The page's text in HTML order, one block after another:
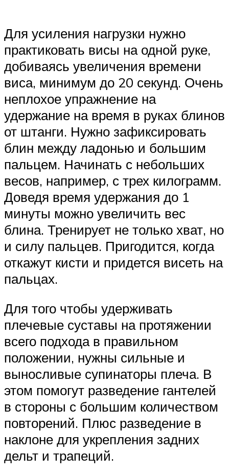
Для усиления нагрузки нужно
практиковать висы на одной руке,
добиваясь увеличения времени
виса, минимум до 20 секунд. Очень
неплохое упражнение на
удержание на время в руках блинов
от штанги. Нужно зафиксировать
блин между ладонью и большим
пальцем. Начинать с небольших
весов, например, с трех килограмм.
Доведя время удержания до 1
минуты можно увеличить вес
блина. Тренирует не только хват, но
и силу пальцев. Пригодится, когда
откажут кисти и придется висеть на
пальцах.
Для того чтобы удерживать
плечевые суставы на протяжении
всего подхода в правильном
положении, нужны сильные и
выносливые супинаторы плеча. В
этом помогут разведение гантелей
в стороны с большим количеством
повторений. Плюс разведение в
наклоне для укрепления задних
дельт и трапеций.